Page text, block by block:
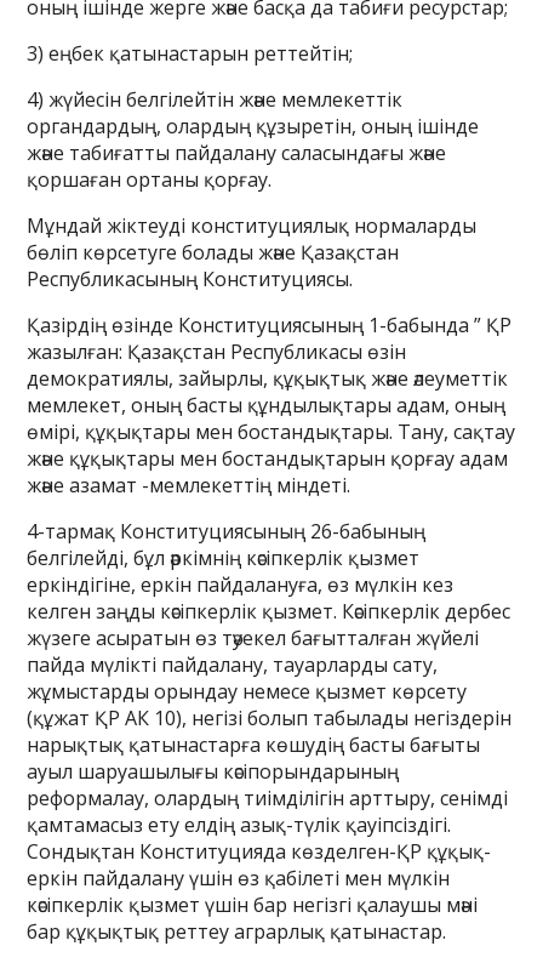
оның ішінде жерге және басқа да табиғи ресурстар;
3) еңбек қатынастарын реттейтін;
4) жүйесін белгілейтін және мемлекеттік
органдардың, олардың құзыретін, оның ішінде
және табиғатты пайдалану саласындағы және
қоршаған ортаны қорғау.
Мұндай жіктеуді конституциялық нормаларды
бөліп көрсетуге болады және Қазақстан
Республикасының Конституциясы.
Қазірдің өзінде Конституциясының 1-бабында ” ҚР
жазылған: Қазақстан Республикасы өзін
демократиялы, зайырлы, құқықтық және әлеуметтік
мемлекет, оның басты құндылықтары адам, оның
өмірі, құқықтары мен бостандықтары. Тану, сақтау
және құқықтары мен бостандықтарын қорғау адам
және азамат -мемлекеттің міндеті.
4-тармақ Конституциясының 26-бабының
белгілейді, бұл әркімнің кәсіпкерлік қызмет
еркіндігіне, еркін пайдалануға, өз мүлкін кез
келген заңды кәсіпкерлік қызмет. Кәсіпкерлік дербес
жүзеге асыратын өз тәуекел бағытталған жүйелі
пайда мүлікті пайдалану, тауарларды сату,
жұмыстарды орындау немесе қызмет көрсету
(құжат ҚР АК 10), негізі болып табылады негіздерін
нарықтық қатынастарға көшудің басты бағыты
ауыл шаруашылығы кәсіпорындарының
реформалау, олардың тиімділігін арттыру, сенімді
қамтамасыз ету елдің азық-түлік қауіпсіздігі.
Сондықтан Конституцияда көзделген-ҚР құқық-
еркін пайдалану үшін өз қабілеті мен мүлкін
кәсіпкерлік қызмет үшін бар негізгі қалаушы мәні
бар құқықтық реттеу аграрлық қатынастар.